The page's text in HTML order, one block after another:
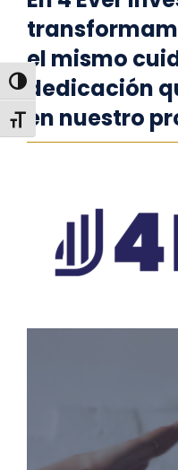
Alternar alto contraste
Alternar tamaño de
el mismo
dedicación
en nuestro